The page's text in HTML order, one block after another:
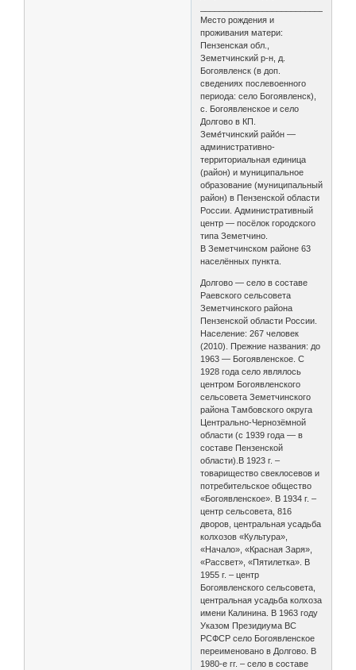
Место рождения и
проживания матери:
Пензенская обл.,
Земетчинский р-н, д.
Богоявленск (в доп.
сведениях послевоенного
периода: село Богоявленск),
с. Богоявленское и село
Долгово в КП.
Земе́тчинский райо́н —
административно-
территориальная единица
(район) и муниципальное
образование (муниципальный
район) в Пензенской области
России. Административный
центр — посёлок городского
типа Земетчино.
В Земетчинском районе 63
населённых пункта.
Долгово — село в составе
Раевского сельсовета
Земетчинского района
Пензенской области России.
Население: 267 человек
(2010). Прежние названия: до
1963 — Богоявленское. С
1928 года село являлось
центром Богоявленского
сельсовета Земетчинского
района Тамбовского округа
Центрально-Чернозёмной
области (с 1939 года — в
составе Пензенской
области).В 1923 г. –
товарищество свеклосевов и
потребительское общество
«Богоявленское». В 1934 г. –
центр сельсовета, 816
дворов, центральная усадьба
колхозов «Культура»,
«Начало», «Красная Заря»,
«Рассвет», «Пятилетка». В
1955 г. – центр
Богоявленского сельсовета,
центральная усадьба колхоза
имени Калинина. В 1963 году
Указом Президиума ВС
РСФСР село Богоявленское
переименовано в Долгово. В
1980-е гг. – село в составе